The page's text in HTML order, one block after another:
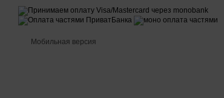
на
Мобильная версия